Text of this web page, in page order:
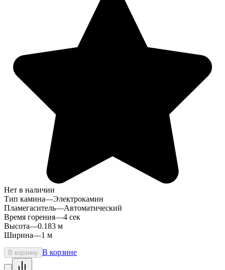
Нет в наличии
Тип камина—Электрокамин
Пламегаситель—Автоматический
Время горения—4 сек
Высота—0.183 м
Ширина—1 м
В корзину В корзине